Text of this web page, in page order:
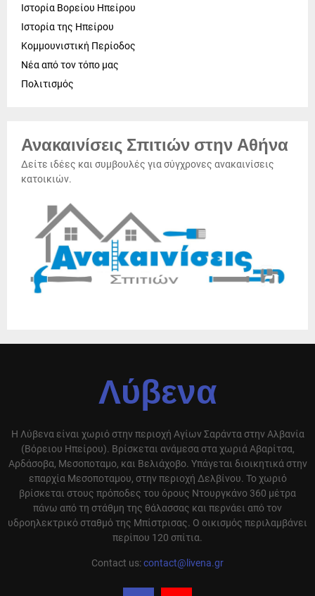
Ιστορία Βορείου Ηπείρου
Ιστορία της Ηπείρου
Κομμουνιστική Περίοδος
Νέα από τον τόπο μας
Πολιτισμός
Ανακαινίσεις Σπιτιών στην Αθήνα
Δείτε ιδέες και συμβουλές για σύγχρονες ανακαινίσεις
κατοικιών.
Λύβενα
Η Λύβενα είναι χωριό στην περιοχή Αγίων Σαράντα στην Αλβανία
(Βόρειου Ηπείρου). Βρίσκεται ανάμεσα στα χωριά Αβαρίτσα,
Αρδάσοβα, Μεσοποταμο, και Βελιάχοβο. Υπάγεται διοικητικά στην
επαρχία Μεσοποταμου, στην περιοχή Δελβίνου. Το χωριό
βρίσκεται στους πρόποδες του όρους Ντουργκάνο 360 μέτρα
πάνω από τη στάθμη της θάλασσας και περνάει από τον
υδροηλεκτρικό σταθμό της Μπίστρισας. Ο οικισμός περιλαμβάνει
περίπου 120 σπίτια.
Contact us:contact@livena.gr